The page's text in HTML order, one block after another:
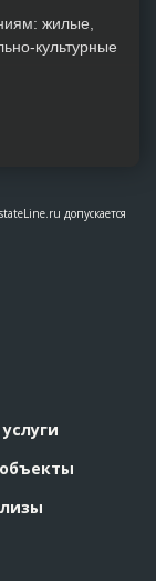
допускается
жилые,
культурные